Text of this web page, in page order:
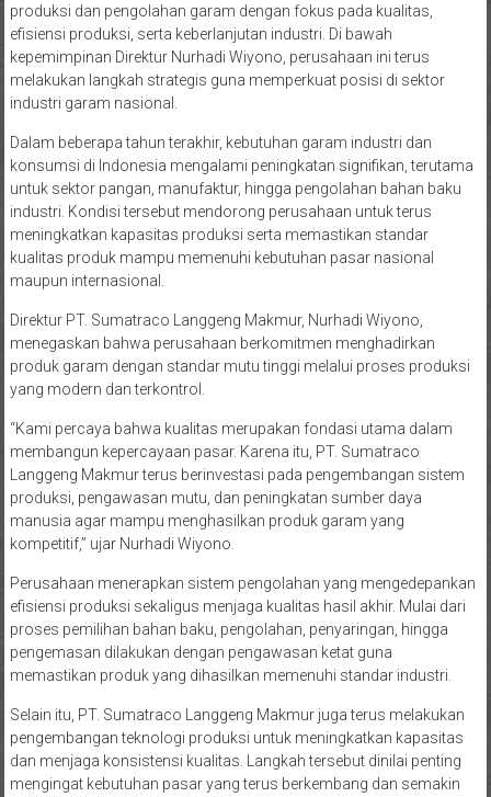
produksi dan pengolahan garam dengan fokus pada kualitas,
efisiensi produksi, serta keberlanjutan industri. Di bawah
kepemimpinan Direktur Nurhadi Wiyono, perusahaan ini terus
melakukan langkah strategis guna memperkuat posisi di sektor
industri garam nasional.
Dalam beberapa tahun terakhir, kebutuhan garam industri dan
konsumsi di Indonesia mengalami peningkatan signifikan, terutama
untuk sektor pangan, manufaktur, hingga pengolahan bahan baku
industri. Kondisi tersebut mendorong perusahaan untuk terus
meningkatkan kapasitas produksi serta memastikan standar
kualitas produk mampu memenuhi kebutuhan pasar nasional
maupun internasional.
Direktur PT. Sumatraco Langgeng Makmur, Nurhadi Wiyono,
menegaskan bahwa perusahaan berkomitmen menghadirkan
produk garam dengan standar mutu tinggi melalui proses produksi
yang modern dan terkontrol.
“Kami percaya bahwa kualitas merupakan fondasi utama dalam
membangun kepercayaan pasar. Karena itu, PT. Sumatraco
Langgeng Makmur terus berinvestasi pada pengembangan sistem
produksi, pengawasan mutu, dan peningkatan sumber daya
manusia agar mampu menghasilkan produk garam yang
kompetitif,” ujar Nurhadi Wiyono.
Perusahaan menerapkan sistem pengolahan yang mengedepankan
efisiensi produksi sekaligus menjaga kualitas hasil akhir. Mulai dari
proses pemilihan bahan baku, pengolahan, penyaringan, hingga
pengemasan dilakukan dengan pengawasan ketat guna
memastikan produk yang dihasilkan memenuhi standar industri.
Selain itu, PT. Sumatraco Langgeng Makmur juga terus melakukan
pengembangan teknologi produksi untuk meningkatkan kapasitas
dan menjaga konsistensi kualitas. Langkah tersebut dinilai penting
mengingat kebutuhan pasar yang terus berkembang dan semakin